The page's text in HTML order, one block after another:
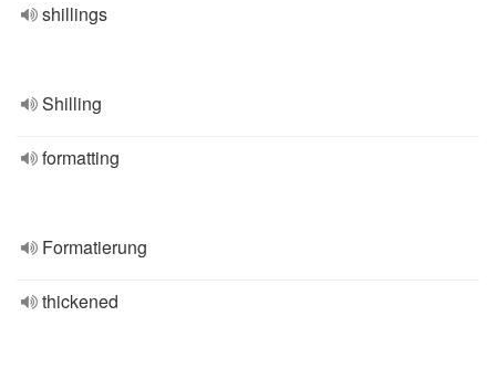
shillings
Shilling
formatting
Formatierung
thickened